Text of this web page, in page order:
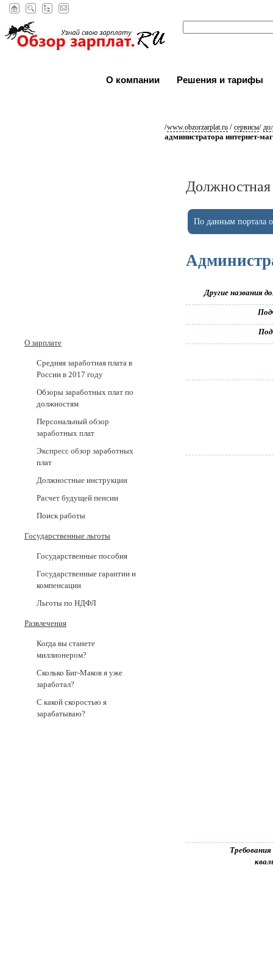
О компании Решения и тарифы
/www.obzorzarplat.ru / сервисы/
администратора интернет-
О зарплате
Средняя заработная плата в
России в 2017 годy
Обзоры заработных плат по
должностям
Персональный обзор
заработных плат
Экспресс обзор заработных
плат
Должностные инструкции
Расчет будущей пенсии
Поиск работы
Государственные льготы
Государственные пособия
Государственные гарантии и
компенсации
Льготы по НДФЛ
Развлечения
Когда вы станете
миллионером?
Сколько Биг-Маков я уже
заработал?
С какой скоростью я
зарабатываю?
Должностная
По данным портала
Другие названия